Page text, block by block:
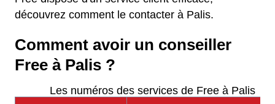
découvrez comment le contacter à Palis.
Comment avoir un conseiller
Free à Palis ?
Les numéros des services de Free à Palis